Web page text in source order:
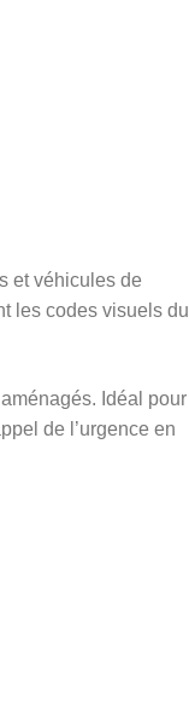
et véhicules de
les codes visuels du
Idéal pour
de l’urgence en